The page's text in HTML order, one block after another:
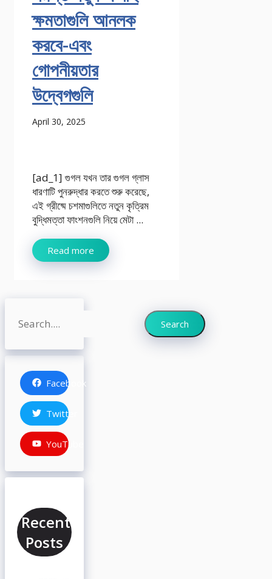
ক্ষমতাগুলি আনলক
করবে-এবং
গোপনীয়তার
উদ্বেগগুলি
April 30, 2025
[ad_1] গুগল যখন তার গুগল গ্লাস
ধারণাটি পুনরুদ্ধার করতে শুরু করেছে,
এই গ্রীষ্মে চশমাগুলিতে নতুন কৃত্রিম
বুদ্ধিমত্তা ফাংশনগুলি নিয়ে মেটা ...
Read more
Search Search
Facebook
Twitter
YouTube
Recent
Posts